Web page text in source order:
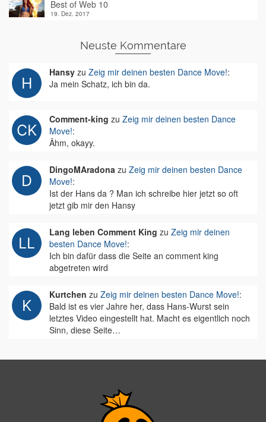
Best of Web 10
19. Dez. 2017
Neuste Kommentare
Hansy zu Zeig mir deinen besten Dance Move!:
Ja mein Schatz, ich bin da.
Comment-king zu Zeig mir deinen besten Dance
Move!:
Ähm, okayy.
DingoMAradona zu Zeig mir deinen besten Dance
Move!:
Ist der Hans da ? Man ich schreibe hier jetzt so oft
jetzt gib mir den Hansy
Lang leben Comment King zu Zeig mir deinen
besten Dance Move!:
Ich bin dafür dass die Seite an comment king
abgetreten wird
Kurtchen zu Zeig mir deinen besten Dance Move!:
Bald ist es vier Jahre her, dass Hans-Wurst sein
letztes Video eingestellt hat. Macht es eigentlich noch
Sinn, diese Seite…